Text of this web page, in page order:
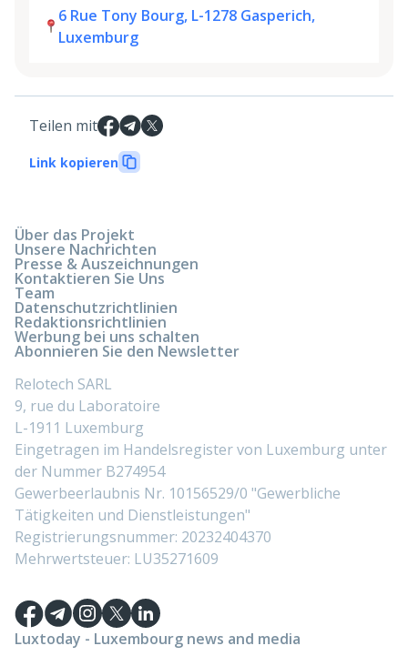
6 Rue Tony Bourg, L-1278 Gasperich,
Luxemburg
Teilen mit
Link kopieren
Über das Projekt
Unsere Nachrichten
Presse & Auszeichnungen
Kontaktieren Sie Uns
Team
Datenschutzrichtlinien
Redaktionsrichtlinien
Werbung bei uns schalten
Abonnieren Sie den Newsletter
Relotech SARL
9, rue du Laboratoire
L-1911 Luxemburg
Eingetragen im Handelsregister von Luxemburg unter
der Nummer B274954
Gewerbeerlaubnis Nr. 10156529/0 "Gewerbliche
Tätigkeiten und Dienstleistungen"
Registrierungsnummer: 20232404370
Mehrwertsteuer: LU35271609
Luxtoday - Luxembourg news and media